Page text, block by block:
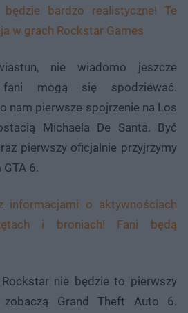
będzie bardzo realistyczne! Te
w grach Rockstar Games
nie wiadomo jeszcze
fani mogą się spodziewać.
nam pierwsze spojrzenie na Los
Michaela De Santa. Być
pierwszy oficjalnie przyjrzymy
6.
informacjami o aktywnościach
i broniach! Fani będą
nie będzie to pierwszy
Grand Theft Auto 6.